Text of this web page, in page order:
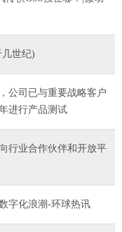
世纪)
公司已与重要战略客户
进行产品测试
行业合作伙伴和开放平
字化浪潮-环球热讯